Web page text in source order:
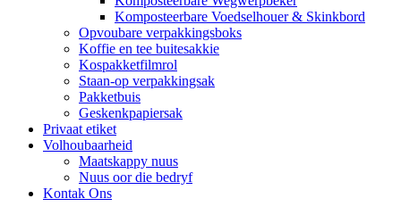
Komposteerbare Voedselhouer & Skinkbord
Opvoubare verpakkingsboks
Koffie en tee buitesakkie
Kospakketfilmrol
Staan-op verpakkingsak
Pakketbuis
Geskenkpapiersak
Privaat etiket
Volhoubaarheid
Maatskappy nuus
Nuus oor die bedryf
Kontak Ons